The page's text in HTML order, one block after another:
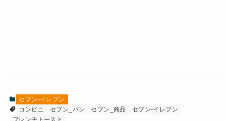
セブン-イレブン
コンビニ
セブン_パン セブン_商品
セブン-イレブン